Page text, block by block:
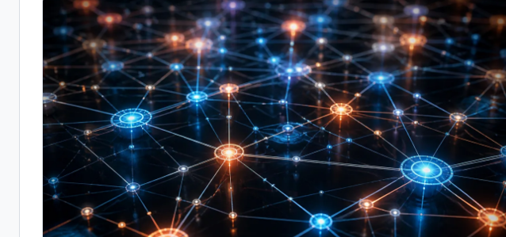
정책 설계와 공공 분야 적용
의료 현장과 임상 판단의 활용
시뮬레이션 모델링과 교육
같이 보기